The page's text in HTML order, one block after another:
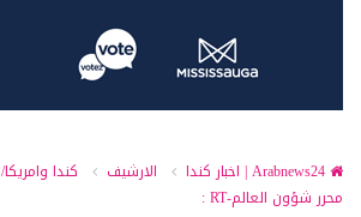
الارشيف
كندا
محرر شؤون العالم-RT :